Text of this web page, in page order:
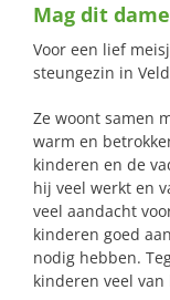
naar:
Mag dit
Voor een lief
steungezin in
Ze woont samen
warm en
kinderen en de
hij veel werkt en
veel aandacht
kinderen goed
nodig hebben.
kinderen veel